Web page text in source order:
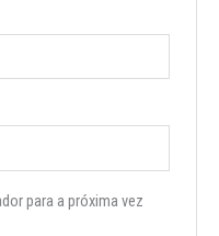
para a próxima vez